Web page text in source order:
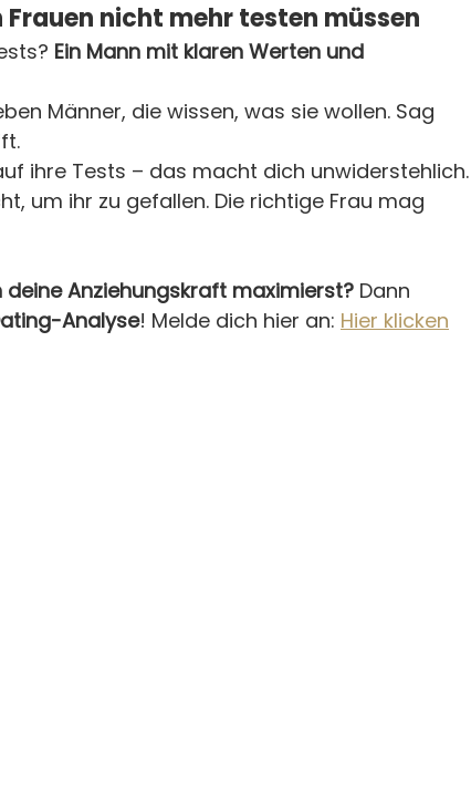
nicht mehr testen müssen
Ein Mann mit klaren Werten und
Männer, die wissen, was sie wollen. Sag
ihre Tests – das macht dich unwiderstehlich.
um ihr zu gefallen. Die richtige Frau mag
deine Anziehungskraft maximierst? Dann
Analyse! Melde dich hier an: Hier klicken